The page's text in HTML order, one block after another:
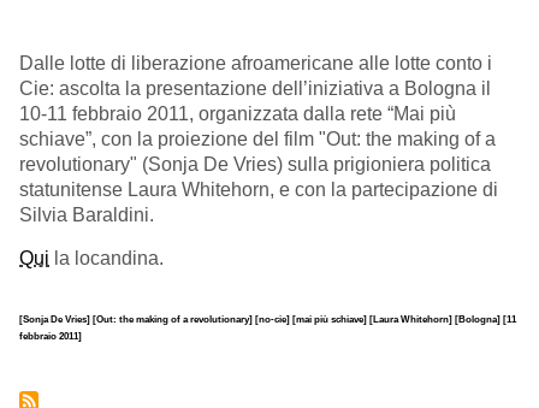
Dalle lotte di liberazione afroamericane alle lotte conto i
Cie: ascolta la presentazione dell’iniziativa a Bologna il
10-11 febbraio 2011, organizzata dalla rete “Mai più
schiave”, con la proiezione del film "Out: the making of a
revolutionary" (Sonja De Vries) sulla prigioniera politica
statunitense Laura Whitehorn, e con la partecipazione di
Silvia Baraldini.
Qui la locandina.
[Sonja De Vries] [Out: the making of a revolutionary] [no-cie] [mai più schiave] [Laura Whitehorn] [Bologna] [11
febbraio 2011]